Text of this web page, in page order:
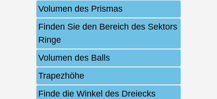
Volumen des Prismas
Finden Sie den Bereich des Sektors
Ringe
Volumen des Balls
Trapezhöhe
Finde die Winkel des Dreiecks